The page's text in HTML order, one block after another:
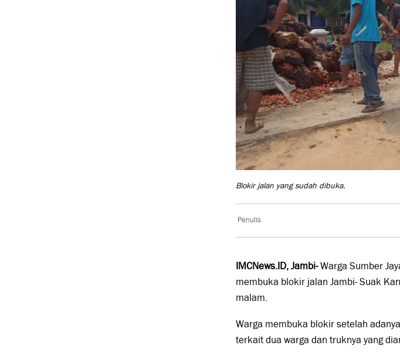
Blokir jalan yang sudah dibuka.
Penulis
IMCNews.ID, Jambi-Warga Sumber
membuka blokir jalan Jambi- Suak
malam.
Warga membuka blokir setelah
terkait dua warga dan truknya yang